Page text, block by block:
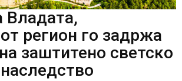
Владата,
регион го задржа
заштитено светско